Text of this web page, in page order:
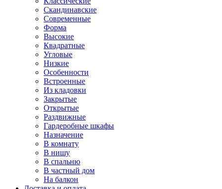
Скандинавские
Современные
Форма
Высокие
Квадратные
Угловые
Низкие
Особенности
Встроенные
Из кладовки
Закрытые
Открытые
Раздвижные
Гардеробные шкафы
Назначение
В комнату
В нишу
В спальню
В частный дом
На балкон